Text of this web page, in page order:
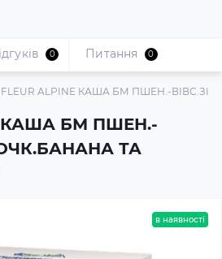
FLEUR ALPINE КАША БМ ПШЕН.-ВІВС.ЗІ
КАША БМ ПШЕН.-
ТА
0 Питання 0
в наявності